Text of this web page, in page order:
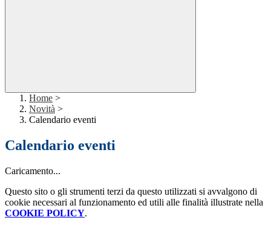
Home >
Novità >
Calendario eventi
Calendario eventi
Caricamento...
Questo sito o gli strumenti terzi da questo utilizzati si avvalgono di
cookie necessari al funzionamento ed utili alle finalità illustrate nella
COOKIE POLICY.